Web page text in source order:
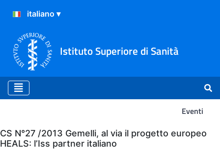
Istituto Superiore di Sanità
Eventi
Eventi
CS N°27 /2013 Gemelli, al via il progetto europeo
HEALS: l’Iss partner italiano